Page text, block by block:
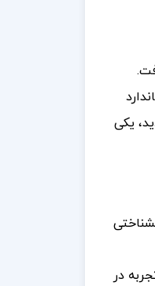
یکی
در